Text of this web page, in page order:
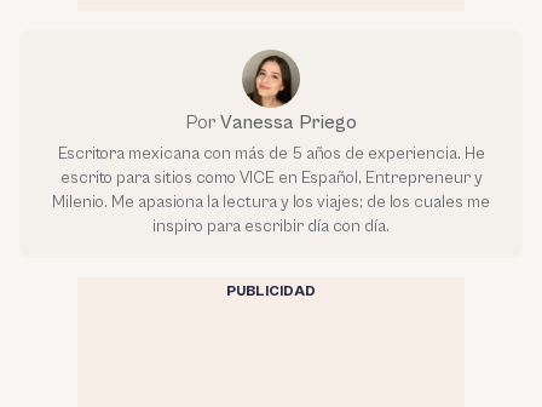
Por Vanessa Priego
Escritora mexicana con más de 5 años de experiencia. He
escrito para sitios como VICE en Español, Entrepreneur y
Milenio. Me apasiona la lectura y los viajes; de los cuales me
inspiro para escribir día con día.
PUBLICIDAD